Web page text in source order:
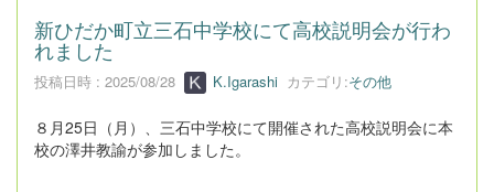
新ひだか町立三石中学校にて高校説明会が行わ
れました
投稿日時 : 2025/08/28 K.Igarashi カテゴリ:その他
８月25日（月）、三石中学校にて開催された高校説明会に本
校の澤井教諭が参加しました。